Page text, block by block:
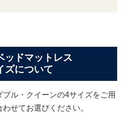
ッドマットレス
ズについて
ル・クイーンの4サイズをご用
せてお選びください。